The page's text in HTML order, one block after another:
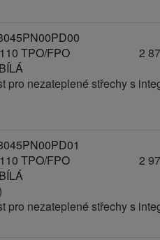
TPO/FPO
2
pro nezateplené střechy s
TPO/FPO
2
pro nezateplené střechy s